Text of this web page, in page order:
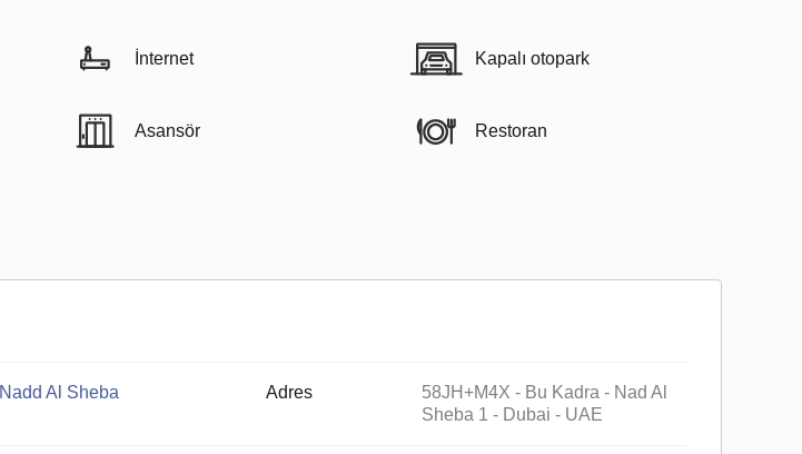
İnternet Kapalı otopark
Аsansör Restoran
Nadd Al Sheba Adres
58JH+M4X - Bu Kadra - Nad Al
Sheba 1 - Dubai - UAE